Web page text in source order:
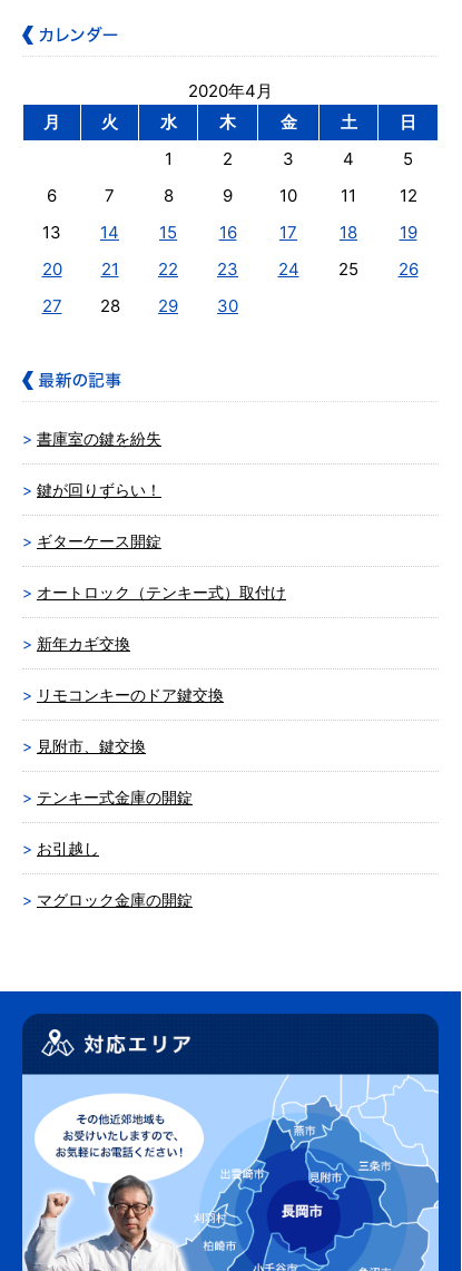
2020年4月
月
火 水 木 金 土
日
1
2 3 4
5
6
7 8 9 10 11
12
13
14 15 16 17 18
19
20
21 22 23 24 25
26
27
28 29 30
書庫室の鍵を紛失
鍵が回りずらい！
ギターケース開錠
オートロック（テンキー式）取付け
新年カギ交換
リモコンキーのドア鍵交換
見附市、鍵交換
テンキー式金庫の開錠
お引越し
マグロック金庫の開錠